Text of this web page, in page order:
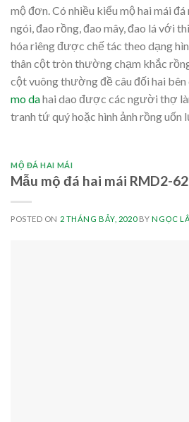
mộ đơn. Có nhiều kiểu mộ hai mái
ngói, đao rồng, đao mây, đao lá với
hóa riêng được chế tác theo dạng
thân cột tròn thường chạm khắc
cột vuông thường đề câu đối hai
mo dahai dao được các người thợ
tranh tứ quý hoặc hình ảnh rồng uốn
MỘ ĐÁ HAI MÁI
Mẫu mộ đá hai mái RMD2-62
POSTED ON 2 THÁNG BẢY, 2020BYNGỌC